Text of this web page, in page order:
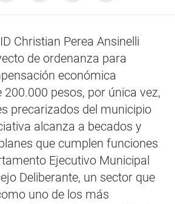
Christian Perea Ansinelli
de ordenanza para
económica
pesos, por única vez,
precarizados del municipio
alcanza a becados y
que cumplen funciones
Ejecutivo Municipal
Deliberante, un sector que
uno de los más